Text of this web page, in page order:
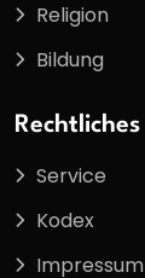
Religion
Bildung
Rechtliches
Service
Kodex
Impressum